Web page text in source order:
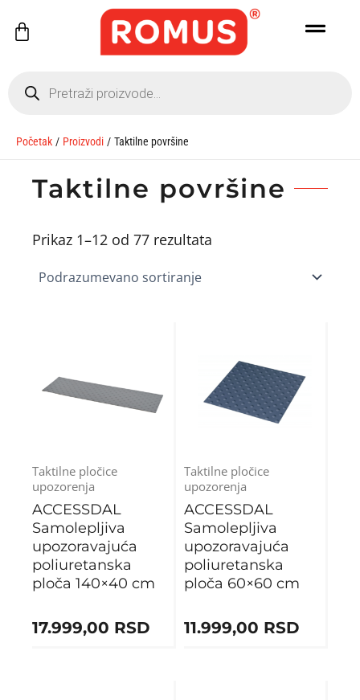
naCart
search
Početak Proizvodi Taktilne površine
Taktilne površine
Prikaz 1–12 od 77 rezultata
Taktilne pločice
upozorenja
ACCESSDAL
Samolepljiva
upozoravajuća
poliuretanska
ploča 140×40 cm
17.999,00 RSD
Taktilne pločice
upozorenja
ACCESSDAL
Samolepljiva
upozoravajuća
poliuretanska
ploča 60×60 cm
11.999,00 RSD